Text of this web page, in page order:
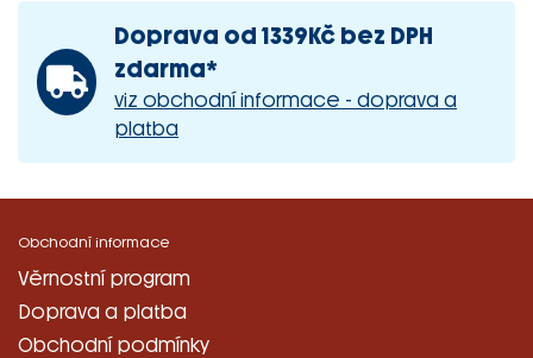
Doprava od 1339Kč bez DPH
zdarma*
viz obchodní informace - doprava a
platba
Obchodní informace
Věrnostní program
Doprava a platba
Obchodní podmínky